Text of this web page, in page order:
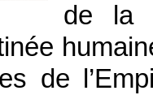
de la
de